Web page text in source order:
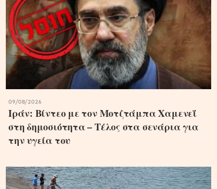
09/08/2026
Ιράν: Βίντεο με τον Μοτζτάμπα Χαμενεΐ
στη δημοσιότητα – Τέλος στα σενάρια για
την υγεία του